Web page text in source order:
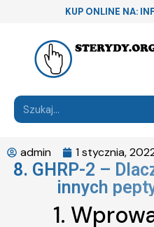
KUP ONLINE NA:
admin 1 stycznia,
8. GHRP-2 –
innych
1.